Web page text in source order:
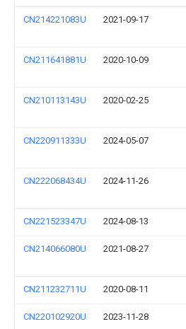
CN214221083U 2021-09-17
CN211641881U 2020-10-09
CN210113143U 2020-02-25
CN220911333U 2024-05-07
CN222068434U 2024-11-26
CN221523347U 2024-08-13
CN214066080U 2021-08-27
CN211232711U 2020-08-11
CN220102920U 2023-11-28